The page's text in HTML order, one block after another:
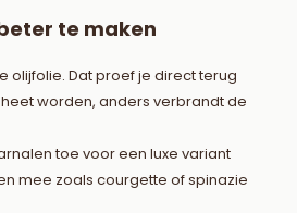
te maken
olijfolie. Dat proef je direct terug
worden, anders verbrandt de
toe voor een luxe variant
mee zoals courgette of spinazie